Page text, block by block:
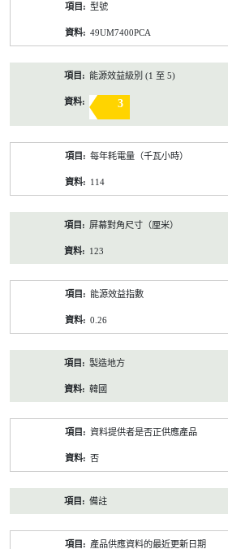
型號
49UM7400PCA
能源效益級別 (1 至 5)
3
每年耗電量（千瓦小時）
114
屏幕對角尺寸（厘米）
123
能源效益指數
0.26
製造地方
韓國
資料提供者是否正供應產品
否
備註
產品供應資料的最近更新日期